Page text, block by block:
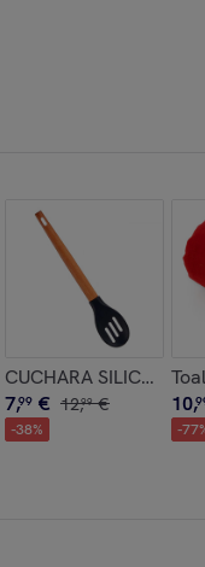
TAPA CRISTAL
CUCHARA SILICONA
7,99 € 12,99 €
-38%
10,
-77